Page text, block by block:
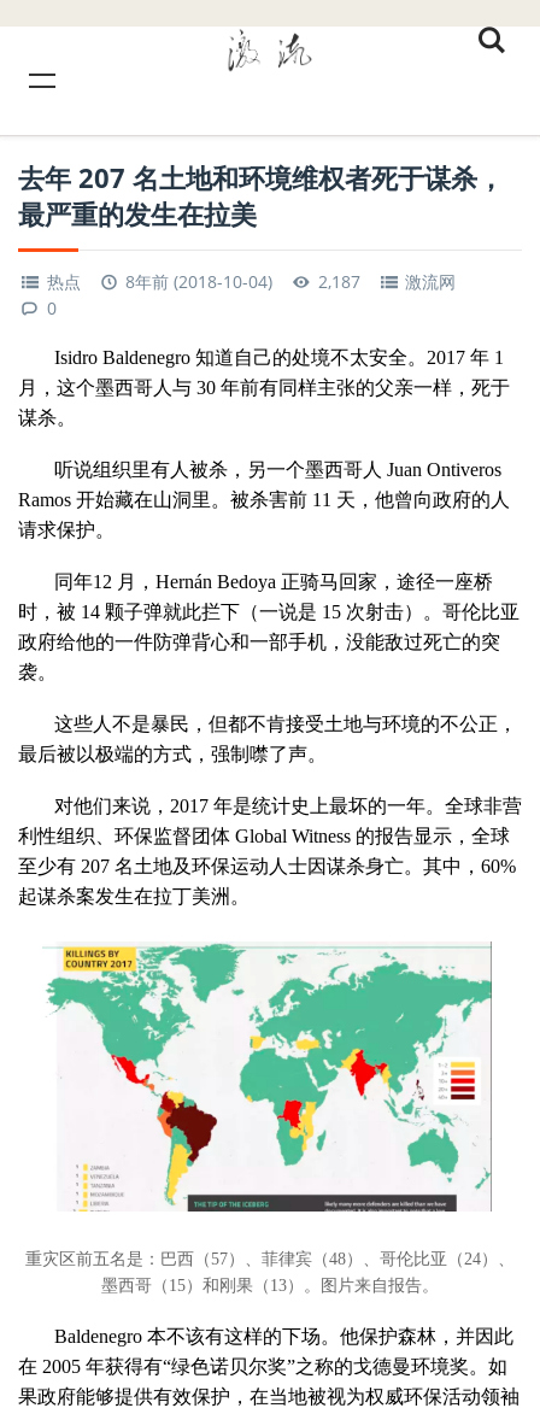
去年 207 名土地和环境维权者死于谋杀，
最严重的发生在拉美
热点 8年前 (2018-10-04) 2,187
激流网
0
Isidro Baldenegro 知道自己的处境不太安全。2017 年 1
月，这个墨西哥人与 30 年前有同样主张的父亲一样，死于
谋杀。
听说组织里有人被杀，另一个墨西哥人 Juan Ontiveros
Ramos 开始藏在山洞里。被杀害前 11 天，他曾向政府的人
请求保护。
同年12 月，Hernán Bedoya 正骑马回家，途径一座桥
时，被 14 颗子弹就此拦下（一说是 15 次射击）。哥伦比亚
政府给他的一件防弹背心和一部手机，没能敌过死亡的突
袭。
这些人不是暴民，但都不肯接受土地与环境的不公正，
最后被以极端的方式，强制噤了声。
对他们来说，2017 年是统计史上最坏的一年。全球非营
利性组织、环保监督团体 Global Witness 的报告显示，全球
至少有 207 名土地及环保运动人士因谋杀身亡。其中，60%
起谋杀案发生在拉丁美洲。
重灾区前五名是：巴西（57）、菲律宾（48）、哥伦比亚（24）、
墨西哥（15）和刚果（13）。图片来自报告。
Baldenegro 本不该有这样的下场。他保护森林，并因此
在 2005 年获得有“绿色诺贝尔奖”之称的戈德曼环境奖。如
果政府能够提供有效保护，在当地被视为权威环保活动领袖